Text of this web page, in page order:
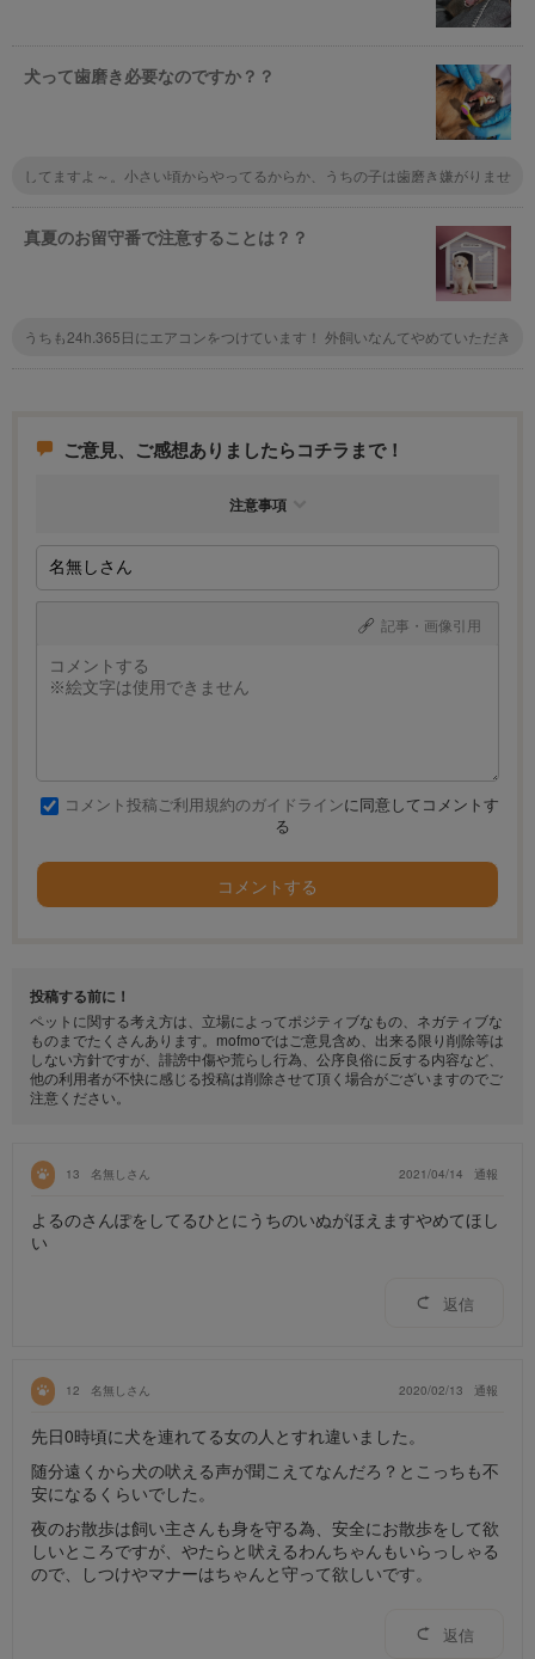
犬って歯磨き必要なのですか？？
してますよ～。小さい頃からやってるからか、うちの子は歯磨き嫌がりませ
ことにもなるので、健康のためには絶対にしたほうがいいですよ。
真夏のお留守番で注意することは？？
うちも24h.365日にエアコンをつけています！ 外飼いなんてやめていただき
ご意見、ご感想ありましたらコチラまで！
注意事項
記事・画像引用
コメント投稿ご利用規約のガイドラインに同意してコメントす
る
コメントする
投稿する前に！
ペットに関する考え方は、立場によってポジティブなもの、ネガティブな
ものまでたくさんあります。mofmoではご意見含め、出来る限り削除等は
しない方針ですが、誹謗中傷や荒らし行為、公序良俗に反する内容など、
他の利用者が不快に感じる投稿は削除させて頂く場合がございますのでご
注意ください。
13 名無しさん 2021/04/14 通報
よるのさんぽをしてるひとにうちのいぬがほえますやめてほし
い
返信
12 名無しさん 2020/02/13 通報
先日0時頃に犬を連れてる女の人とすれ違いました。
随分遠くから犬の吠える声が聞こえてなんだろ？とこっちも不
安になるくらいでした。
夜のお散歩は飼い主さんも身を守る為、安全にお散歩をして欲
しいところですが、やたらと吠えるわんちゃんもいらっしゃる
ので、しつけやマナーはちゃんと守って欲しいです。
返信